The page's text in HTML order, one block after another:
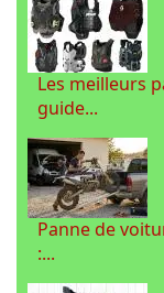
Les meilleurs
guide...
Panne de
:...